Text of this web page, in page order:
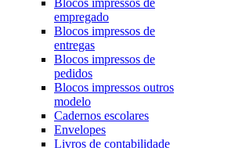
Blocos impressos de
empregado
Blocos impressos de
entregas
Blocos impressos de
pedidos
Blocos impressos outros
modelo
Cadernos escolares
Envelopes
Livros de contabilidade